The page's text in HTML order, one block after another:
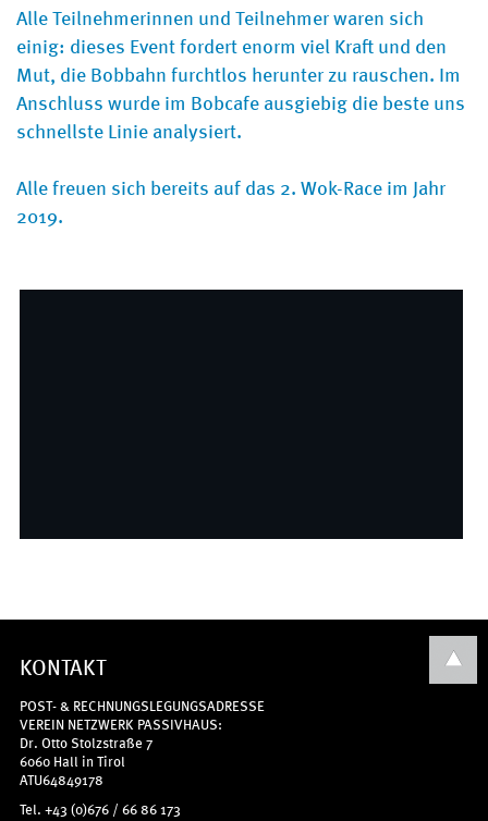
Alle Teilnehmerinnen und Teilnehmer waren sich
einig: dieses Event fordert enorm viel Kraft und den
Mut, die Bobbahn furchtlos herunter zu rauschen. Im
Anschluss wurde im Bobcafe ausgiebig die beste uns
schnellste Linie analysiert.
Alle freuen sich bereits auf das 2. Wok-Race im Jahr
2019.
KONTAKT
POST- & RECHNUNGSLEGUNGSADRESSE
VEREIN NETZWERK PASSIVHAUS:
Dr. Otto Stolzstraße 7
6060 Hall in Tirol
ATU64849178
Tel. +43 (0)676 / 66 86 173